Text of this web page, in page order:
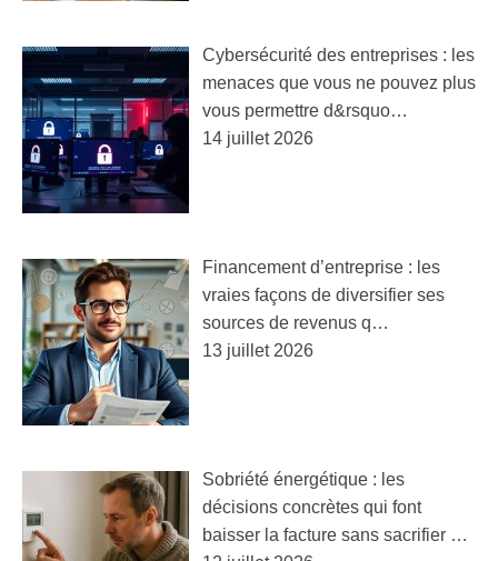
Cybersécurité des entreprises : les
menaces que vous ne pouvez plus
vous permettre d&rsquo…
14 juillet 2026
Financement d’entreprise : les
vraies façons de diversifier ses
sources de revenus q…
13 juillet 2026
Sobriété énergétique : les
décisions concrètes qui font
baisser la facture sans sacrifier …